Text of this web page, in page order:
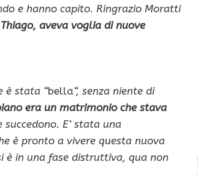
e hanno capito. Ringrazio Moratti
Thiago, aveva voglia di nuove
è stata “bella“, senza niente di
era un matrimonio che stava
E’ stata una
è pronto a vivere questa nuova
è in una fase distruttiva, qua non